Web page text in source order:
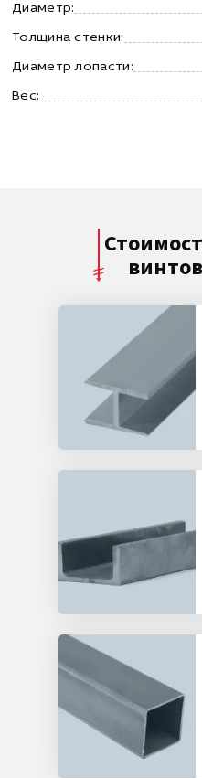
Диаметр:
Толщина стенки:
Диаметр лопасти:
Вес: